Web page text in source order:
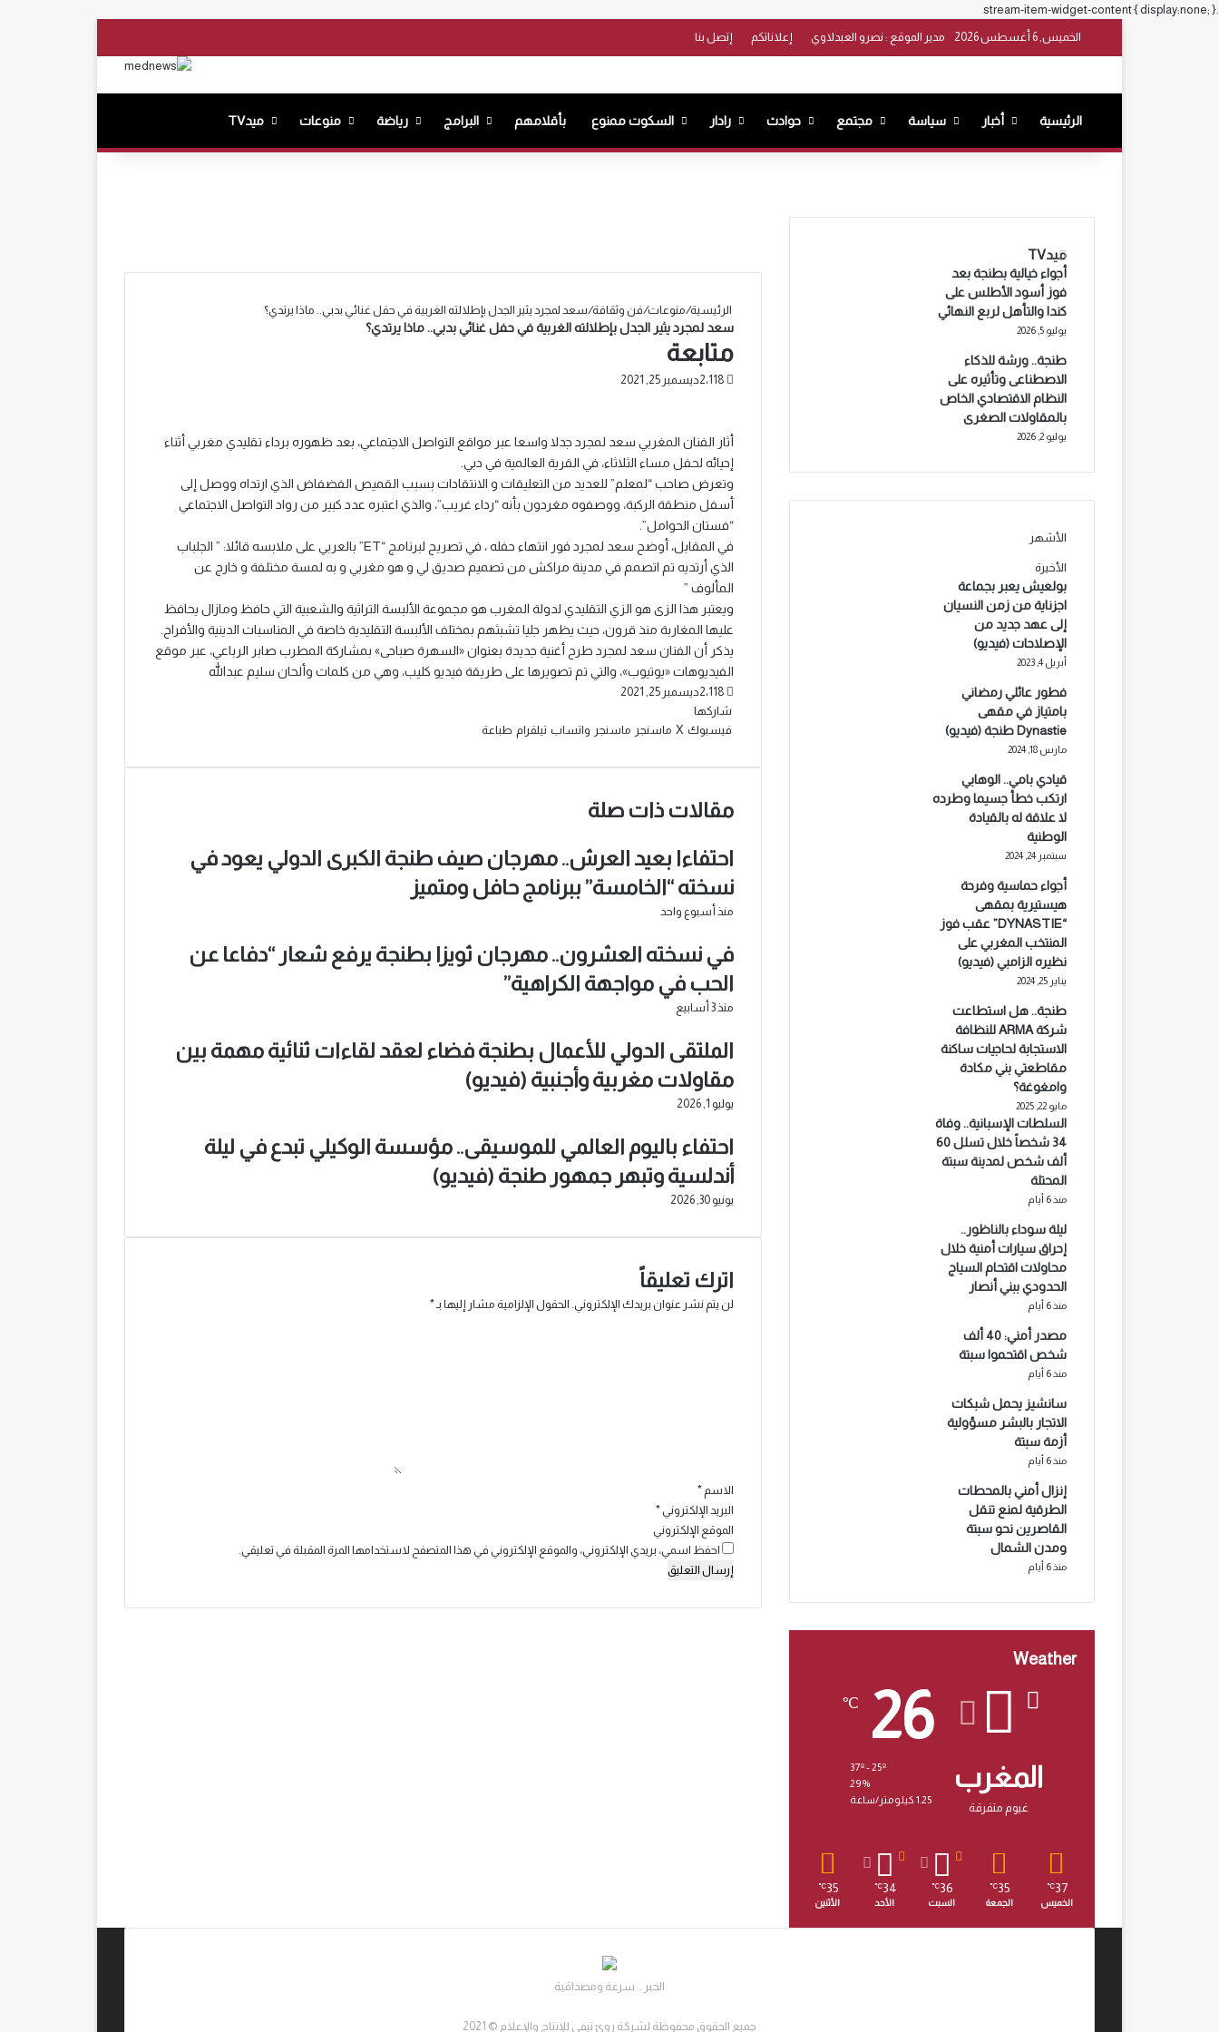
.stream-item-widget-content { display:none; }
الخميس, 6 أغسطس 2026
مدير الموقع : نصرو العبدلاوي إعلاناتكم إتصل بنا
الرئيسية أخبار سياسة مجتمع حوادث رادار السكوت ممنوع بأقلامهم البرامج رياضة منوعات ميدTV
الرئيسية/منوعات/فن وثقافة/سعد لمجرد يثير الجدل بإطلالته الغربية في حفل غنائي بدبي.. ماذا يرتدي؟
سعد لمجرد يثير الجدل بإطلالته الغربية في حفل غنائي بدبي.. ماذا يرتدي؟
متابعة
ديسمبر 25, 2021
أثار الفنان المغربي سعد لمجرد جدلا واسعا عبر مواقع التواصل الاجتماعي، بعد ظهوره برداء تقليدي مغربي أثناء
إحيائه لحفل مساء الثلاثاء، في القرية العالمية في دبي.
وتعرض صاحب “لمعلم” للعديد من التعليقات و الانتقادات بسبب القميص الفضفاض الذي ارتداه ووصل إلى
أسفل منطقة الركبة، ووصفوه مغردون بأنه “رداء غريب”، والذي اعتبره عدد كبير من رواد التواصل الاجتماعي
“فستان الحوامل”.
في المقابل، أوضح سعد لمجرد فور انتهاء حفله ، في تصريح لبرنامج “ET” بالعربي على ملابسه قائلا: ” الجلباب
الذي أرتديه تم اتصمم في مدينة مراكش من تصميم صديق لي و هو مغربي و به لمسة مختلفة و خارج عن
المألوف ”
ويعتبر هذا الزى هو الزي التقليدي لدولة المغرب هو مجموعة الألبسة التراثية والشعبية التي حافظ ومازال يحافظ
عليها المغاربة منذ قرون، حيث يظهر جليا تشبثهم بمختلف الألبسة التقليدية خاصة في المناسبات الدينية والأفراح.
يذكر أن الفنان سعد لمجرد طرح أغنية جديدة بعنوان «السهرة صباحى» بمشاركة المطرب صابر الرباعي، عبر موقع
الفيديوهات «يوتيوب»، والتي تم تصويرها على طريقة فيديو كليب، وهي من كلمات وألحان سليم عبدالله
ديسمبر 25, 2021
شاركها
فيسبوك ‫X ماسنجر ماسنجر واتساب تيلقرام طباعة
مقالات ذات صلة
احتفاءا بعيد العرش.. مهرجان صيف طنجة الكبرى الدولي يعود في
نسخته “الخامسة” ببرنامج حافل ومتميز
منذ أسبوع واحد
في نسخته العشرون.. مهرجان ثويزا بطنجة يرفع شعار “دفاعا عن
الحب في مواجهة الكراهية”
منذ 3 أسابيع
الملتقى الدولي للأعمال بطنجة فضاء لعقد لقاءات ثنائية مهمة بين
مقاولات مغربية وأجنبية (فيديو)
يوليو 1, 2026
احتفاء باليوم العالمي للموسيقى.. مؤسسة الوكيلي تبدع في ليلة
أندلسية وتبهر جمهور طنجة (فيديو)
يونيو 30, 2026
اترك تعليقاً
لن يتم نشر عنوان بريدك الإلكتروني. الحقول الإلزامية مشار إليها بـ*
الاسم *
البريد الإلكتروني*
الموقع الإلكتروني
احفظ اسمي، بريدي الإلكتروني، والموقع الإلكتروني في هذا المتصفح لاستخدامها المرة المقبلة في تعليقي.
ميدTV
أجواء خيالية بطنجة بعد
فوز أسود الأطلس على
كندا والتأهل لربع النهائي
يوليو 5, 2026
طنجة.. ورشة للذكاء
الاصطناعى وتأثيره على
النظام الاقتصادي الخاص
بالمقاولات الصغرى
يوليو 2, 2026
الأشهر
الأخيرة
بولعيش يعبر بجماعة
اجزناية من زمن النسيان
إلى عهد جديد من
الإصلاحات (فيديو)
أبريل 4, 2023
فطور عائلي رمضاني
بامتياز في مقهى
Dynastie طنجة (فيديو)
مارس 18, 2024
قيادي بامي.. الوهابي
ارتكب خطأ جسيما وطرده
لا علاقة له بالقيادة
الوطنية
سبتمبر 24, 2024
أجواء حماسية وفرحة
هيستيرية بمقهى
“DYNASTIE” عقب فوز
المنتخب المغربي على
نظيره الزامبي (فيديو)
يناير 25, 2024
طنجة.. هل استطاعت
شركة ARMA للنظافة
الاستجابة لحاجيات ساكنة
مقاطعتي بني مكادة
وامغوغة؟
مايو 22, 2025
السلطات الإسبانية.. وفاة
34 شخصاً خلال تسلل 60
ألف شخص لمدينة سبتة
المحتلة
منذ 6 أيام
ليلة سوداء بالناظور..
إحراق سيارات أمنية خلال
محاولات اقتحام السياج
الحدودي ببني أنصار
منذ 6 أيام
مصدر أمني: 40 ألف
شخص اقتحموا سبتة
منذ 6 أيام
سانشيز يحمل شبكات
الاتجار بالبشر مسؤولية
أزمة سبتة
منذ 6 أيام
إنزال أمني بالمحطات
الطرقية لمنع تنقل
القاصرين نحو سبتة
ومدن الشمال
منذ 6 أيام
Weather
المغرب
غيوم متفرقة
26
℃
29%
1.25 كيلومتر/ساعة
37
℃
الخميس
35
℃
الجمعة
36
℃
السبت
34
℃
الأحد
35
℃
الأثنين
الخبر .. سرعة ومصداقية
جميع الحقوق محفوظة لشركة روئ تيفي للإنتاج والإعلام © 2021